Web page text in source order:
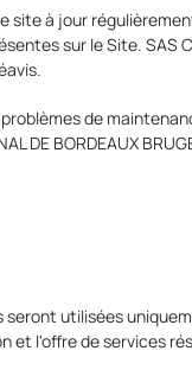
site à jour
sur le Site. SAS
de
DE BORDEAUX
seront utilisées
et l'offre de services